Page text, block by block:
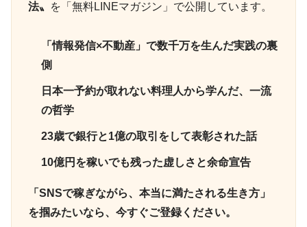
法〟
を「無料LINEマガジン」で公開しています。
「情報発信×不動産」で数千万を生んだ実践の裏
側
日本一予約が取れない料理人から学んだ、一流
の哲学
23歳で銀行と1億の取引をして表彰された話
10億円を稼いでも残った虚しさと余命宣告
「SNSで稼ぎながら、本当に満たされる生き方」
を掴みたいなら、今すぐご登録ください。